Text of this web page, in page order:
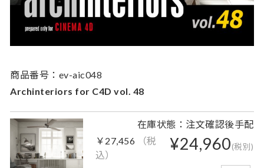
商品番号：ev-aic048
Archinteriors for C4D vol. 48
在庫状態：注文確認後手配
¥24,960(税別)
￥27,456
（税
込）